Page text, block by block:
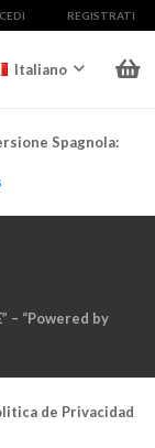
REGISTRATI
Italiano
Spagnola:
– “Powered by
de Privacidad